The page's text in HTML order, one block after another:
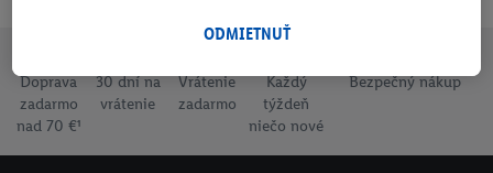
Doprava
zadarmo
nad 70 €¹
30 dní na
vrátenie
Vrátenie
zadarmo
Každý
týždeň
niečo nové
Bezpečný nákup
následne si vytvoríte účet Lidl Plus alebo sa prihlásite do svojho
tiež vytvoriť špeciálny online identifikátor z e-mailovej adresy,
ktorú tam uvediete, aby sme vás mohli rozpoznať v službách
ODMIETNUŤ